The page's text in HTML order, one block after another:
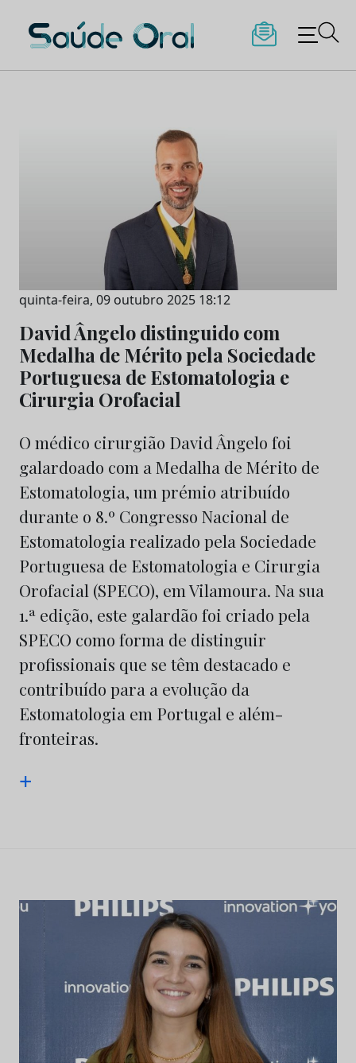
Saúde Oral
quinta-feira, 09 outubro 2025 18:12
David Ângelo distinguido com
Medalha de Mérito pela Sociedade
Portuguesa de Estomatologia e
Cirurgia Orofacial
O médico cirurgião David Ângelo foi
galardoado com a Medalha de Mérito de
Estomatologia, um prémio atribuído
durante o 8.º Congresso Nacional de
Estomatologia realizado pela Sociedade
Portuguesa de Estomatologia e Cirurgia
Orofacial (SPECO), em Vilamoura. Na sua
1.ª edição, este galardão foi criado pela
SPECO como forma de distinguir
profissionais que se têm destacado e
contribuído para a evolução da
Estomatologia em Portugal e além-
fronteiras.
+